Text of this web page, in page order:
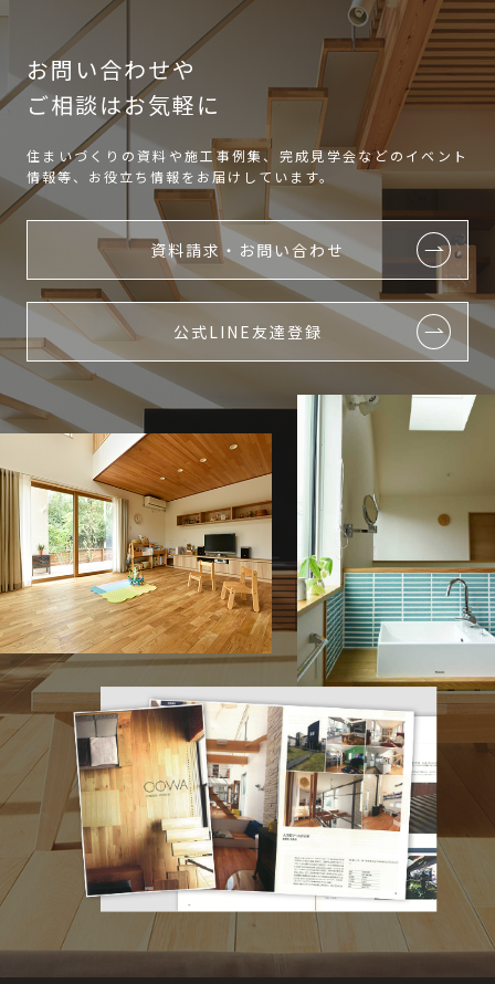
お問い合わせや
ご相談はお気軽に
住まいづくりの資料や施工事例集、完成見学会などのイベント
情報等、お役立ち情報をお届けしています。
資料請求・お問い合わせ
公式LINE友達登録